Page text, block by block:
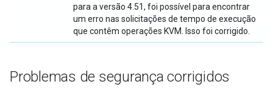
para a versão 4.51, foi possível para encontrar
um erro nas solicitações de tempo de execução
que contêm operações KVM. Isso foi corrigido.
Problemas de segurança corrigidos